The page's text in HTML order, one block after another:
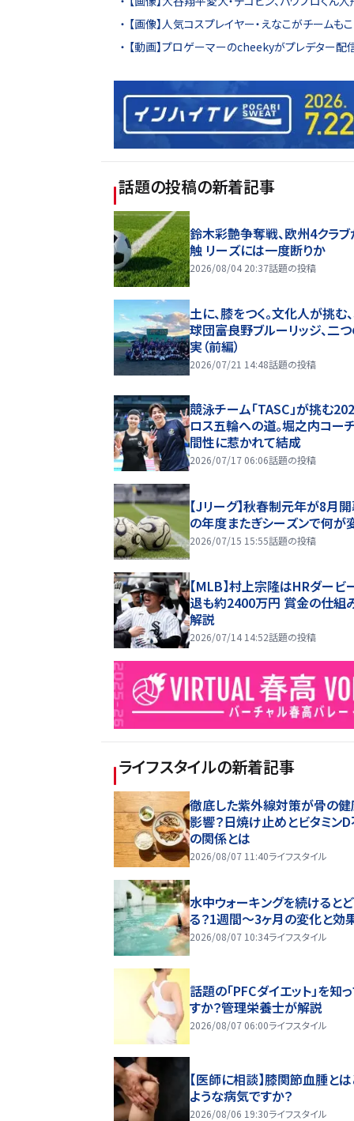
【画像】人気コスプレイヤー・えなこがチームも
【動画】プロゲーマーのcheekyがプレデター配
話題の投稿の新着記事
鈴木彩艶争奪戦、欧州4クラ
触 リーズには一度断りか
2026/08/04 20:37話題の投稿
土に、膝をつく。文化人が挑む
球団――富良野ブルーリッジ、二
実（前編）
2026/07/21 14:48話題の投稿
競泳チーム「TASC」が挑む
ロス五輪への道。堀之内コー
間性に惹かれて結成
2026/07/17 06:06話題の投稿
【Jリーグ】秋春制元年が8月
の年度またぎシーズンで何が
2026/07/15 15:55話題の投稿
【MLB】村上宗隆はHRダービ
退も約2400万円 賞金の仕組
解説
2026/07/14 14:52話題の投稿
ライフスタイルの新着記事
徹底した紫外線対策が骨の
影響？日焼け止めとビタミン
の関係とは
2026/08/07 11:40ライフスタイル
水中ウォーキングを続けると
る？1週間～3ヶ月の変化と効
2026/08/07 10:34ライフスタイル
話題の「PFCダイエット」を知
すか？管理栄養士が解説
2026/08/07 06:00ライフスタイル
【医師に相談】膝関節血腫と
ような病気ですか？
2026/08/06 19:30ライフスタイル